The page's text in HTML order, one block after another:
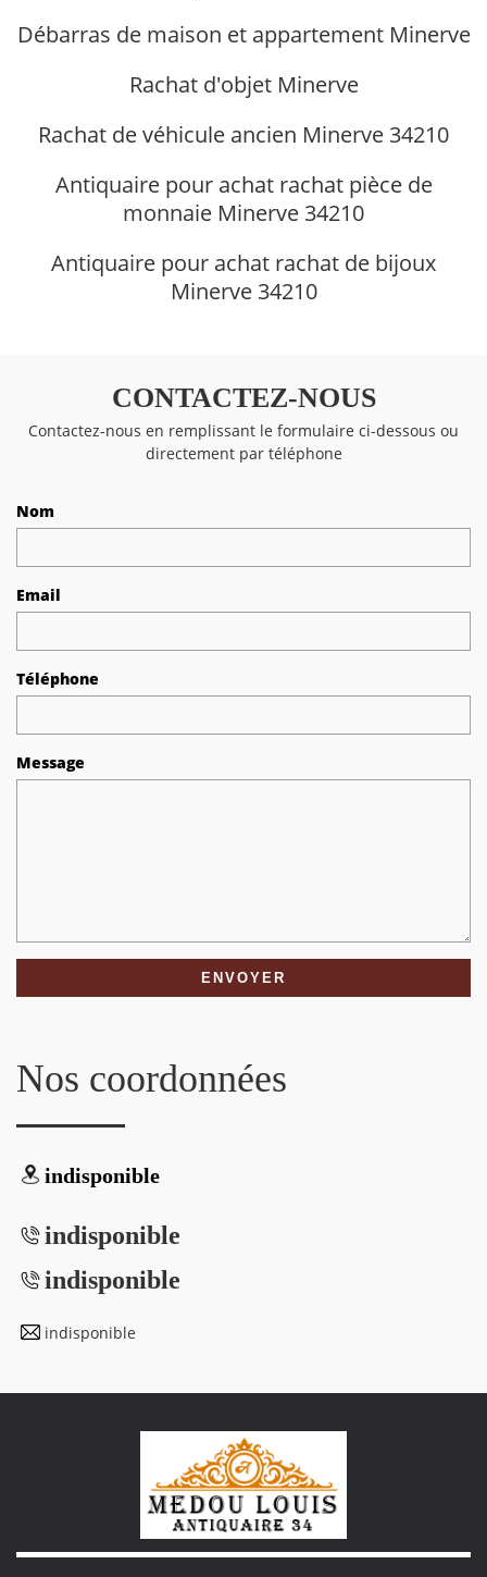
Débarras de maison et appartement Minerve
Rachat d'objet Minerve
Rachat de véhicule ancien Minerve 34210
Antiquaire pour achat rachat pièce de
monnaie Minerve 34210
Antiquaire pour achat rachat de bijoux
Minerve 34210
CONTACTEZ-NOUS
Contactez-nous en remplissant le formulaire ci-dessous ou
directement par téléphone
Nom
Email
Téléphone
Message
Nos coordonnées
indisponible
indisponible
indisponible
indisponible